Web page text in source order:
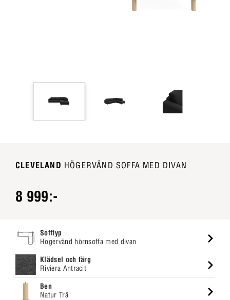
CLEVELAND HÖGERVÄND SOFFA MED DIVAN
8 999:-
Sofftyp
Högervänd hörnsoffa med divan
Klädsel och färg
Riviera Antracit
Ben
Natur Trä